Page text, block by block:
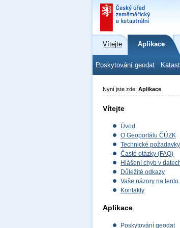
Vítejte Aplikace
Poskytování geodat
Nyní jste zde: Aplikace
Vítejte
Úvod
O Geoportálu ČÚZK
Technické požadavky
Časté otázky (FAQ)
Hlášení chyb v
Důležité odkazy
Vaše názory na tento
Kontakty
Aplikace
Poskytování geodat